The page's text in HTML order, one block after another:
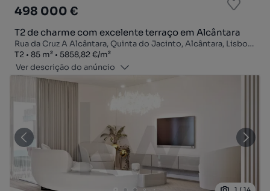
498 000 €
T2 de charme com excelente terraço em Alcântara
Rua da Cruz A Alcântara, Quinta do Jacinto, Alcântara, Lisboa, Lisboa
Tipologia
T2
Zona85 m²
Preço por metro quadrado
5858,82 €/m²
Ver descrição do anúncio